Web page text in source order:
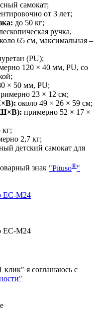
самокат;
от 3 лет;
до 50 кг;
ручка,
65 см, максимальная –
(PU);
120 × 40 мм, PU, со
× 50 мм, PU;
23 × 12 см;
около 49 × 26 × 59 см;
примерно 52 × 17 ×
кг;
2,7 кг;
детский самокат для
знак "Pituso®"
EC-M24
EC-M24
я соглашаюсь с